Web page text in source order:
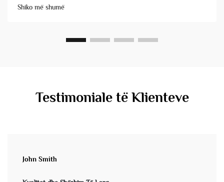
Shiko më shumë
Testimoniale të Klienteve
John Smith